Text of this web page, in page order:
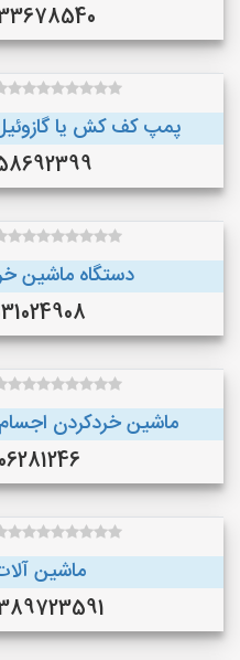
09033678540
پمپ کف کش یا
09058692399
دستگاه ماشین
09031024908
ماشین خردکردن
09106281246
ماشین
09389723591 (نجف‌